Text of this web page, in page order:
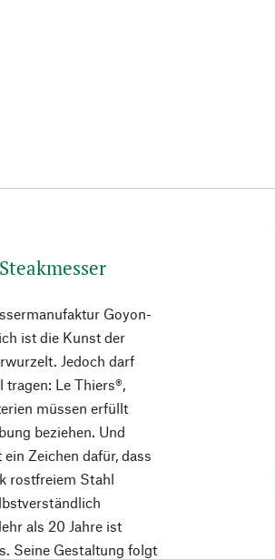
Goyon-
ist die Kunst der
Jedoch darf
tragen: Le Thiers®,
müssen erfüllt
beziehen. Und
Zeichen dafür, dass
rostfreiem Stahl
als 20 Jahre ist
Seine Gestaltung folgt